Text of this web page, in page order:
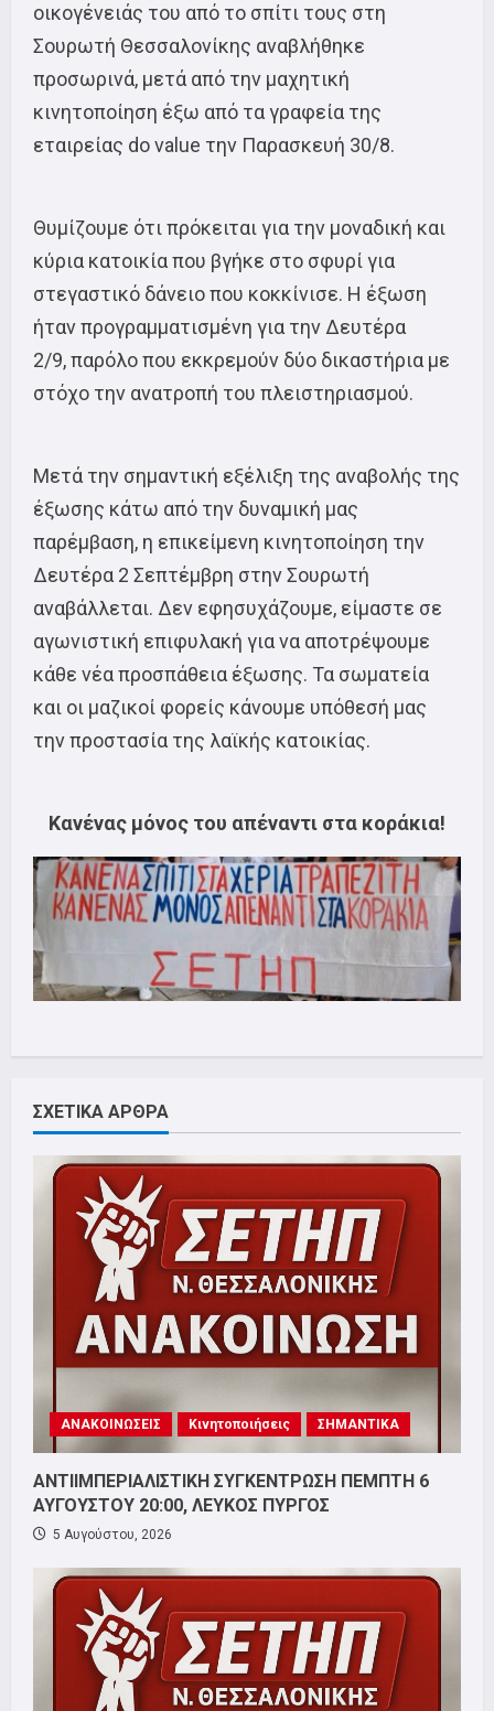
οικογένειάς του από το σπίτι τους στη
Σουρωτή Θεσσαλονίκης αναβλήθηκε
προσωρινά, μετά από την μαχητική
κινητοποίηση έξω από τα γραφεία της
εταιρείας do value την Παρασκευή 30/8.
Θυμίζουμε ότι πρόκειται για την μοναδική και
κύρια κατοικία που βγήκε στο σφυρί για
στεγαστικό δάνειο που κοκκίνισε. Η έξωση
ήταν προγραμματισμένη για την Δευτέρα
2/9, παρόλο που εκκρεμούν δύο δικαστήρια με
στόχο την ανατροπή του πλειστηριασμού.
Μετά την σημαντική εξέλιξη της αναβολής της
έξωσης κάτω από την δυναμική μας
παρέμβαση, η επικείμενη κινητοποίηση την
Δευτέρα 2 Σεπτέμβρη στην Σουρωτή
αναβάλλεται. Δεν εφησυχάζουμε, είμαστε σε
αγωνιστική επιφυλακή για να αποτρέψουμε
κάθε νέα προσπάθεια έξωσης. Τα σωματεία
και οι μαζικοί φορείς κάνουμε υπόθεσή μας
την προστασία της λαϊκής κατοικίας.
Κανένας μόνος του απέναντι στα κοράκια!
ΣΧΕΤΙΚΑ ΑΡΘΡΑ
ΑΝΑΚΟΙΝΩΣΕΙΣ Κινητοποιήσεις ΣΗΜΑΝΤΙΚΑ
ΑΝΤΙΙΜΠΕΡΙΑΛΙΣΤΙΚΗ ΣΥΓΚΕΝΤΡΩΣΗ ΠΕΜΠΤΗ 6
ΑΥΓΟΥΣΤΟΥ 20:00, ΛΕΥΚΟΣ ΠΥΡΓΟΣ
5 Αυγούστου, 2026